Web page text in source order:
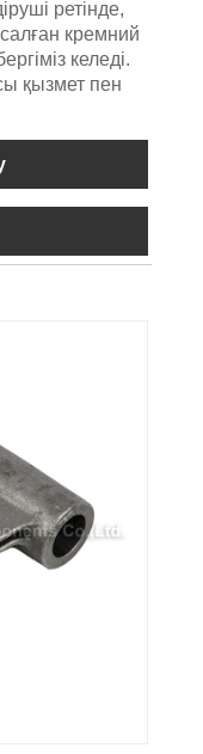
ретінде,
кремний
келеді.
қызмет пен